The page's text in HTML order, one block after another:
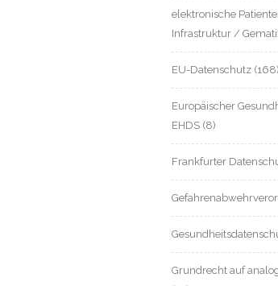
elektronische
Infrastruktur /
EU-Datenschutz (168)
Europäischer
EHDS (8)
Frankfurter
Grundrecht auf